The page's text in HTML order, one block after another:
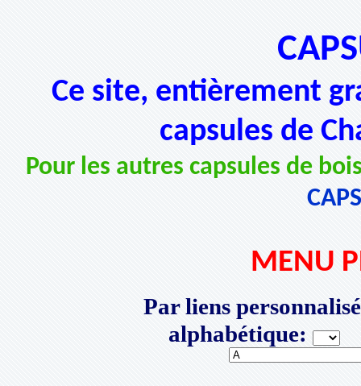
Ce site, entièrement
capsules de
Pour les autres capsules de
MENU
Par liens
alphabétique: